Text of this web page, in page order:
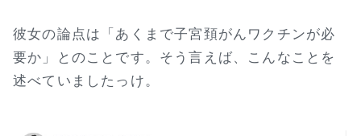
彼女の論点は「あくまで子宮頚がんワクチンが必
要か」とのことです。そう言えば、こんなことを
述べていましたっけ。
新着情報
五本木クリニックについて
保険での診療
よくあるご質問
一般診療